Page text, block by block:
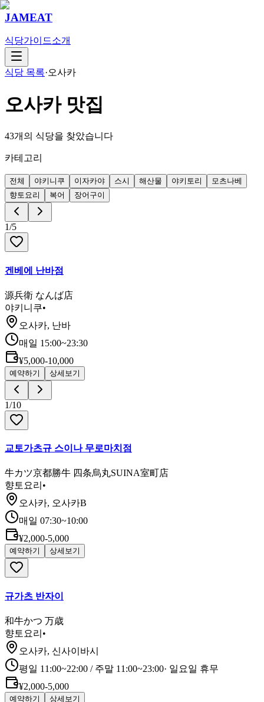
JAMEAT
식당가이드소개
식당 목록·오사카
오사카맛집
43개의 식당을 찾았습니다
카테고리
전체 야키니쿠 이자카야 스시 해산물 야키토리
모츠나베
향토요리
복어 장어구이
1/5
겐베에 난바점
源兵衛 なんば店
야키니쿠•
오사카, 난바
매일 15:00~23:30
¥5,000-10,000
예약하기 상세보기
1/10
교토가츠규 스이나 무로마치점
牛カツ京都勝牛 四条烏丸SUINA室町店
향토요리 •
오사카, 오사카B
매일 07:30~10:00
¥2,000-5,000
예약하기 상세보기
규가츠 반자이
和牛かつ 万歳
향토요리 •
오사카, 신사이바시
평일 11:00~22:00 / 주말 11:00~23:00· 일요일 휴무
¥2,000-5,000
예약하기 상세보기